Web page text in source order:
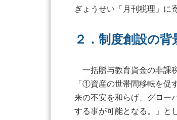
ぎょうせい「月刊税理」に
２．制度創設の背
一括贈与教育資金の非課
「①資産の世帯間移転を促
来の不安を和らげ、グロー
する事が可能となる。」と